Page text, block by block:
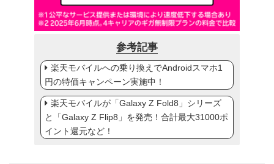
参考記事
楽天モバイルへの乗り換えでAndroidスマホ1
円の特価キャンペーン実施中！
楽天モバイルが「Galaxy Z Fold8」シリーズ
と「Galaxy Z Flip8」を発売！合計最大31000ポ
イント還元など！